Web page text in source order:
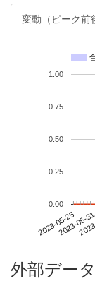
変動（ピーク前
2023-05-252023-05-31
0.00
0.25
0.50
0.75
1.00
外部デー